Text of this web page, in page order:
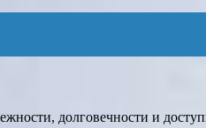
долговечности и